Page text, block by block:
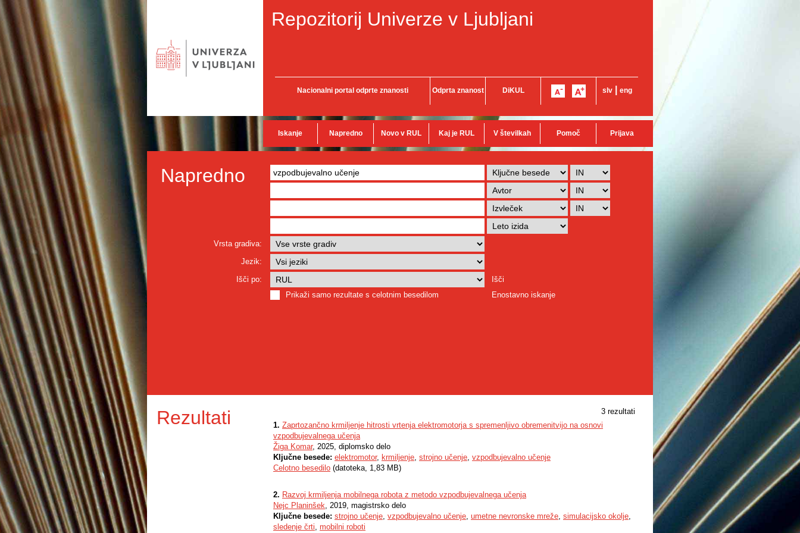
Repozitorij Univerze v Ljubljani
Nacionalni portal odprte znanosti Odprta znanost DiKUL slv eng
Iskanje Napredno Novo v RUL Kaj je RUL V številkah Pomoč Prijava
Napredno
Vrsta gradiva:
Jezik:
Išči po:
Išči
Prikaži samo rezultate s celotnim besedilom
Enostavno iskanje
Rezultati
3 rezultati
1. Zaprtozančno krmiljenje hitrosti vrtenja elektromotorja s spremenljivo obremenitvijo na osnovi
vzpodbujevalnega učenja
Žiga Komar, 2025, diplomsko delo
Ključne besede: elektromotor, krmiljenje, strojno učenje, vzpodbujevalno učenje
Celotno besedilo (datoteka, 1,83 MB)
2. Razvoj krmiljenja mobilnega robota z metodo vzpodbujevalnega učenja
Nejc Planinšek, 2019, magistrsko delo
Ključne besede: strojno učenje, vzpodbujevalno učenje, umetne nevronske mreže, simulacijsko okolje,
sledenje črti, mobilni roboti